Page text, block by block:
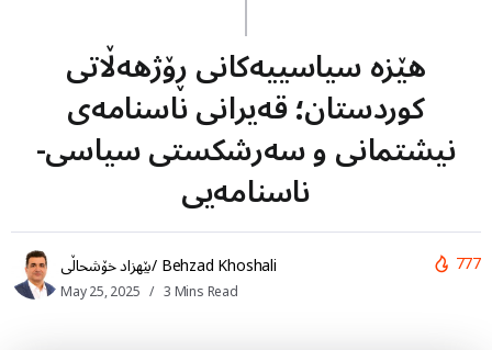
هێزە سیاسییەکانی ڕۆژهەڵاتی
کوردستان؛ قەیرانی ناسنامەی
نیشتمانی و سەرشکستی سیاسی-
ناسنامەیی
بێهزاد خۆشحاڵی/ Behzad Khoshali
May 25, 2025 3 Mins Read
777